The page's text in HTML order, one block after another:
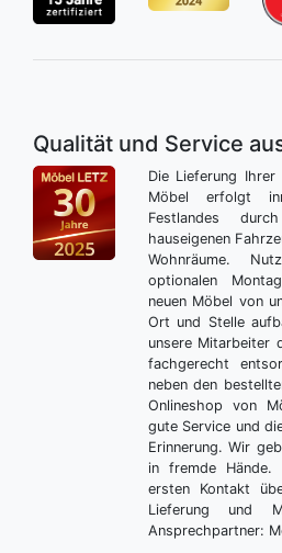
Qualität und Service
Die Lieferung
Möbel erfolgt
Festlandes
hauseigenen
Wohnräume.
optionalen
neuen Möbel von
Ort und Stelle
unsere Mitarbeiter
fachgerecht
neben den
Onlineshop von
gute Service und
Erinnerung. Wir
in fremde Hände.
ersten Kontakt
Lieferung und
Ansprechpartner: